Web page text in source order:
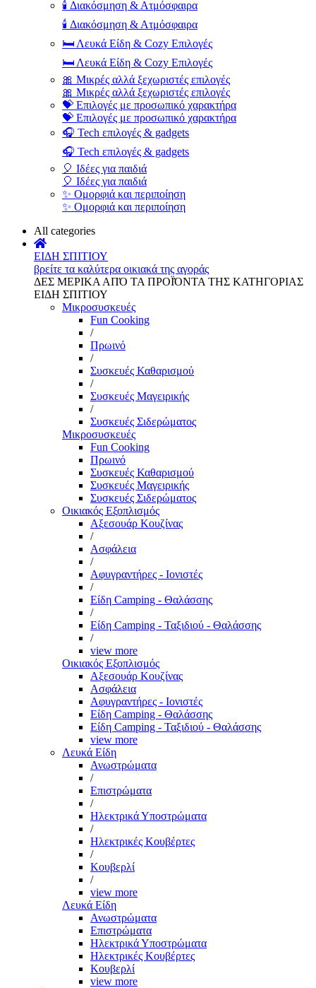
🕯️ Διακόσμηση & Ατμόσφαιρα
🕯️ Διακόσμηση & Ατμόσφαιρα
🛏️ Λευκά Είδη & Cozy Επιλογές
🛏️ Λευκά Είδη & Cozy Επιλογές
🎀 Μικρές αλλά ξεχωριστές επιλογές
🎀 Μικρές αλλά ξεχωριστές επιλογές
💝 Επιλογές με προσωπικό χαρακτήρα
💝 Επιλογές με προσωπικό χαρακτήρα
🎧 Tech επιλογές & gadgets
🎧 Tech επιλογές & gadgets
🎈 Ιδέες για παιδιά
🎈 Ιδέες για παιδιά
✨ Ομορφιά και περιποίηση
✨ Ομορφιά και περιποίηση
All categories
ΕΙΔΗ ΣΠΙΤΙΟΥ
βρείτε τα καλύτερα οικιακά της αγοράς
ΔΕΣ ΜΕΡΙΚΑ ΑΠΌ ΤΑ ΠΡΟΪΌΝΤΑ ΤΗΣ ΚΑΤΗΓΟΡΙΑΣ
ΕΙΔΗ ΣΠΙΤΙΟΥ
Μικροσυσκευές
Fun Cooking
/
Πρωινό
/
Συσκευές Καθαρισμού
/
Συσκευές Μαγειρικής
/
Συσκευές Σιδερώματος
Μικροσυσκευές
Fun Cooking
Πρωινό
Συσκευές Καθαρισμού
Συσκευές Μαγειρικής
Συσκευές Σιδερώματος
Οικιακός Εξοπλισμός
Αξεσουάρ Κουζίνας
/
Ασφάλεια
/
Αφυγραντήρες - Ιονιστές
/
Είδη Camping - Θαλάσσης
/
Είδη Camping - Ταξιδιού - Θαλάσσης
/
view more
Οικιακός Εξοπλισμός
Αξεσουάρ Κουζίνας
Ασφάλεια
Αφυγραντήρες - Ιονιστές
Είδη Camping - Θαλάσσης
Είδη Camping - Ταξιδιού - Θαλάσσης
view more
Λευκά Είδη
Ανωστρώματα
/
Επιστρώματα
/
Ηλεκτρικά Υποστρώματα
/
Ηλεκτρικές Κουβέρτες
/
Κουβερλί
/
view more
Λευκά Είδη
Ανωστρώματα
Επιστρώματα
Ηλεκτρικά Υποστρώματα
Ηλεκτρικές Κουβέρτες
Κουβερλί
view more